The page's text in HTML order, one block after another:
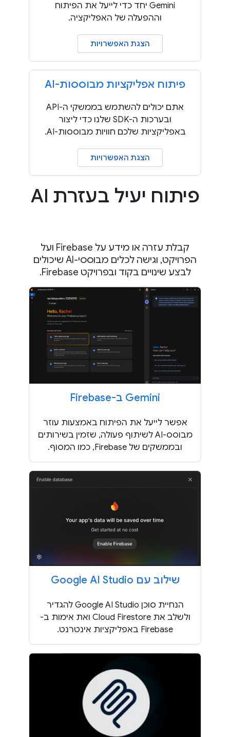
Gemini יחד כדי לייעל את הפיתוח
וההפעלה של האפליקציה.
הצגת האפשרויות
פיתוח אפליקציות מבוססות-AI
אתם יכולים להשתמש בממשקי ה-API
ובערכות ה-SDK שלנו כדי ליצור
באפליקציות שלכם חוויות מבוססות-AI.
הצגת האפשרויות
פיתוח יעיל בעזרת AI
קבלת עזרה או מידע על Firebase ועל
הפרויקט, וגישה לכלים מבוססי-AI שיכולים
לבצע שינויים בקוד ובפרויקט Firebase.
‫Gemini ב-Firebase
אפשר לייעל את הפיתוח באמצעות עוזר
מבוסס-AI לשיתוף פעולה, שזמין בשירותים
ובממשקים של Firebase, כמו המסוף.
שילוב עם Google AI Studio
הנחיית סוכן Google AI Studio להגדיר
ולשלב את Cloud Firestore ואת אימות ב-
Firebase באפליקציות אינטרנט.